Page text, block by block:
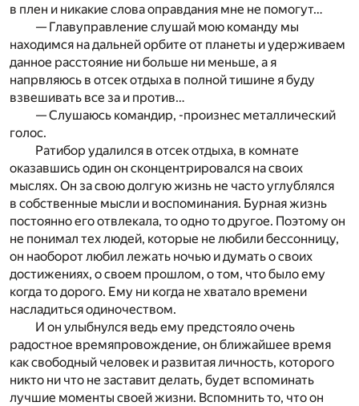
в плен и никакие слова оправдания мне не помогут…
— Главуправление слушай мою команду мы
находимся на дальней орбите от планеты и удерживаем
данное расстояние ни больше ни меньше, а я
напрвляюсь в отсек отдыха в полной тишине я буду
взвешивать все за и против…
— Слушаюсь командир, -произнес металлический
голос.
Ратибор удалился в отсек отдыха, в комнате
оказавшись один он сконцентрировался на своих
мыслях. Он за свою долгую жизнь не часто углублялся
в собственные мысли и воспоминания. Бурная жизнь
постоянно его отвлекала, то одно то другое. Поэтому он
не понимал тех людей, которые не любили бессонницу,
он наоборот любил лежать ночью и думать о своих
достижениях, о своем прошлом, о том, что было ему
когда то дорого. Ему ни когда не хватало времени
насладиться одиночеством.
И он улыбнулся ведь ему предстояло очень
радостное времяпровождение, он ближайшее время
как свободный человек и развитая личность, которого
никто ни что не заставит делать, будет вспоминать
лучшие моменты своей жизни. Вспомнить то, что он